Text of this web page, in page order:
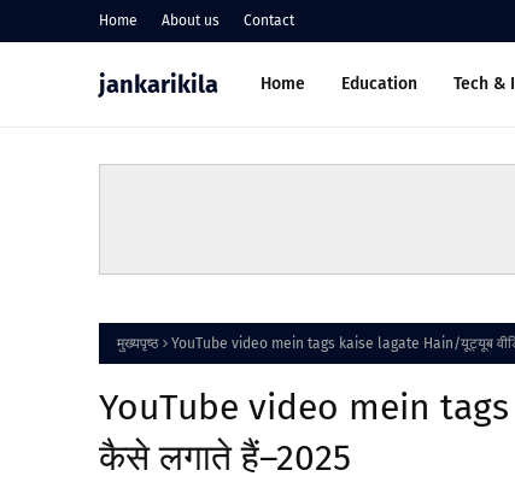
Home About us Contact
jankarikila Home Education Tech &
मुख्यपृष्ठ YouTube video mein tags kaise lagate Hain/यूट्यूब
YouTube video mein tags
कैसे लगाते हैं–2025